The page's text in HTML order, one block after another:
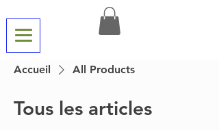
Accueil All Products
Tous les articles